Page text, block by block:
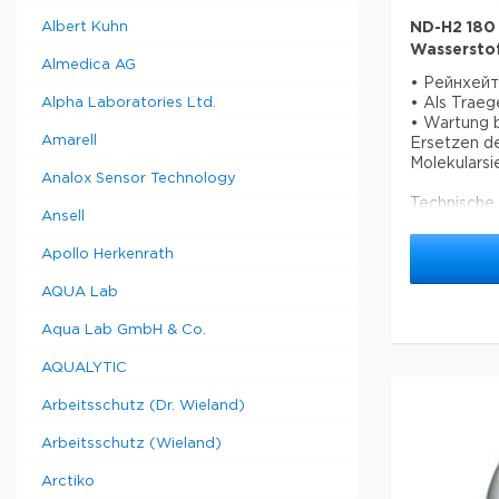
Albert Kuhn
Almedica AG
Alpha Laboratories Ltd.
Amarell
Analox Sensor Technology
Ansell
Apollo Herkenrath
AQUA Lab
Aqua Lab GmbH & Co.
AQUALYTIC
Arbeitsschutz (Dr. Wieland)
Arbeitsschutz (Wieland)
Arctiko
•
контроля
Скорость
<0,1 ч /
Размеры:
Мощность:
ND-H2
•
• Als
• Wartung
Ersetzen
O2 Gehalt
млн / H2O
Leistung: